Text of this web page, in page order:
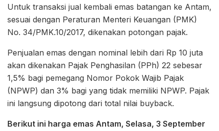
Untuk transaksi jual kembali emas batangan ke Antam,
sesuai dengan Peraturan Menteri Keuangan (PMK)
No. 34/PMK.10/2017, dikenakan potongan pajak.
Penjualan emas dengan nominal lebih dari Rp 10 juta
akan dikenakan Pajak Penghasilan (PPh) 22 sebesar
1,5% bagi pemegang Nomor Pokok Wajib Pajak
(NPWP) dan 3% bagi yang tidak memiliki NPWP. Pajak
ini langsung dipotong dari total nilai buyback.
Berikut ini harga emas Antam, Selasa, 3 September